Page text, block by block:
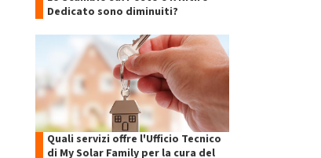
Dedicato sono diminuiti?
Quali servizi offre l'Ufficio Tecnico
di My Solar Family per la cura del